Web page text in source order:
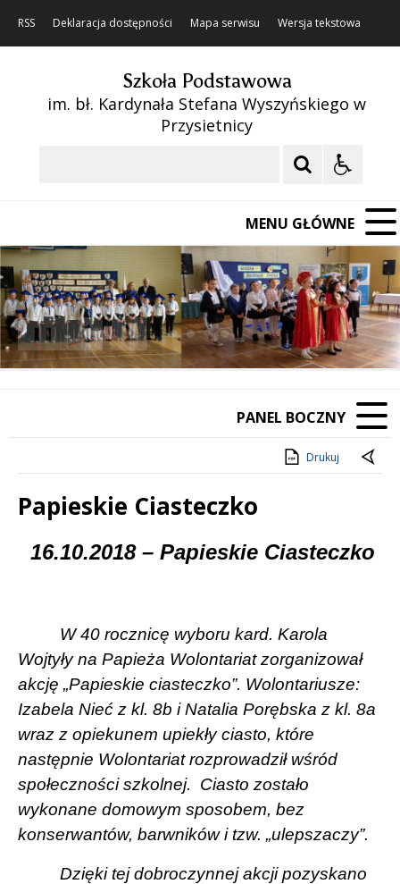
RSS Deklaracja dostępności Mapa serwisu Wersja tekstowa
Szkoła Podstawowa
im. bł. Kardynała Stefana Wyszyńskiego w
Przysietnicy
MENU GŁÓWNE
Poprzedni Element
Następny Element
❚❚
PANEL BOCZNY
Drukuj
Papieskie Ciasteczko
Treść
16.10.2018 – Papieskie Ciasteczko
W 40 rocznicę wyboru kard. Karola
Wojtyły na Papieża Wolontariat zorganizował
akcję „Papieskie ciasteczko”. Wolontariusze:
Izabela Nieć z kl. 8b i Natalia Porębska z kl. 8a
wraz z opiekunem upiekły ciasto, które
następnie Wolontariat rozprowadził wśród
społeczności szkolnej.
Ciasto zostało
wykonane domowym sposobem, bez
konserwantów, barwników i tzw. „ulepszaczy”.
Dzięki tej dobroczynnej akcji pozyskano